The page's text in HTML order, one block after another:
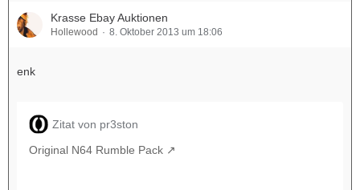
Krasse Ebay Auktionen
Hollewood 8. Oktober 2013 um 18:06
enk
Zitat von pr3ston
Original N64 Rumble Pack